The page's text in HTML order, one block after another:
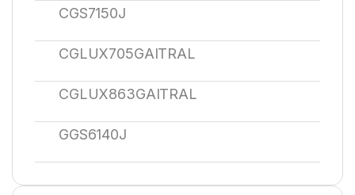
CGS7150J
CGLUX705GAITRAL
CGLUX863GAITRAL
GGS6140J